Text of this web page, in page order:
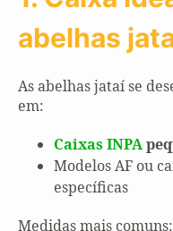
abelhas
As abelhas jataí se
em:
Caixas INPA
Modelos AF ou
específicas
Medidas mais comuns: